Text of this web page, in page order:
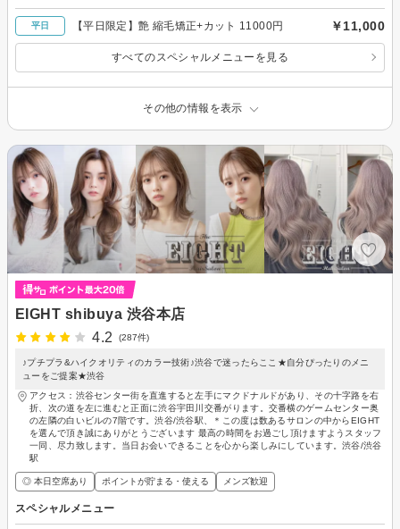
平日 【平日限定】艶 縮毛矯正+カット 11000円 ￥11,000
すべてのスペシャルメニューを見る
その他の情報を表示
EIGHT shibuya 渋谷本店
4.2
(287件)
♪プチプラ&ハイクオリティのカラー技術♪渋谷で迷ったらここ★自分ぴったりのメニ
ューをご提案★渋谷
アクセス：渋谷センター街を直進すると左手にマクドナルドがあり、その十字路を右
折、次の道を左に進むと正面に渋谷宇田川交番がります。交番横のゲームセンター奥
の左隣の白いビルの7階です。渋谷/渋谷駅、＊この度は数あるサロンの中からEIGHT
を選んで頂き誠にありがとうございます 最高の時間をお過ごし頂けますようスタッフ
一同、尽力致します。当日お会いできることを心から楽しみにしています。渋谷/渋谷
駅
◎ 本日空席あり ポイントが貯まる・使える メンズ歓迎
スペシャルメニュー